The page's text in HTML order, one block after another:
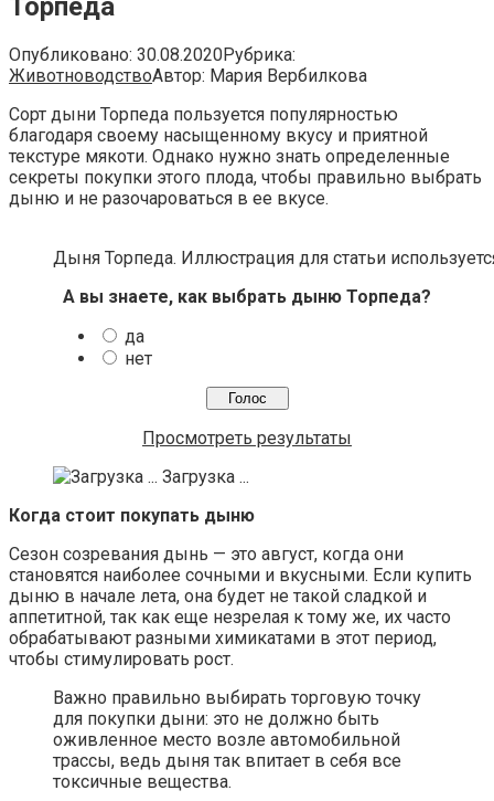
Торпеда
Опубликовано: 30.08.2020Рубрика:
ЖивотноводствоАвтор: Мария Вербилкова
Сорт дыни Торпеда пользуется популярностью
благодаря своему насыщенному вкусу и приятной
текстуре мякоти. Однако нужно знать определенные
секреты покупки этого плода, чтобы правильно выбрать
дыню и не разочароваться в ее вкусе.
Дыня Торпеда. Иллюстрация для статьи
А вы знаете, как выбрать дыню Торпеда?
да
нет
Просмотреть результаты
Загрузка ...
Когда стоит покупать дыню
Сезон созревания дынь — это август, когда они
становятся наиболее сочными и вкусными. Если купить
дыню в начале лета, она будет не такой сладкой и
аппетитной, так как еще незрелая к тому же, их часто
обрабатывают разными химикатами в этот период,
чтобы стимулировать рост.
Важно правильно выбирать торговую точку
для покупки дыни: это не должно быть
оживленное место возле автомобильной
трассы, ведь дыня так впитает в себя все
токсичные вещества.